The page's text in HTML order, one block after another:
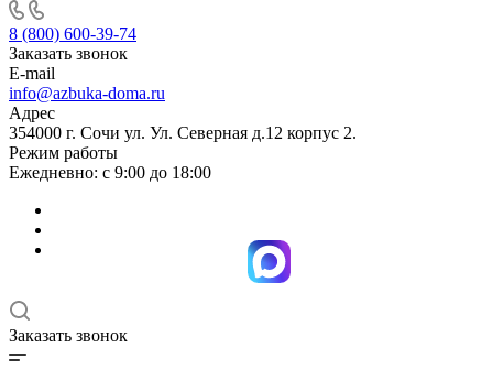
8 (800) 600-39-74
Заказать звонок
E-mail
info@azbuka-doma.ru
Адрес
354000 г. Сочи ул. Ул. Северная д.12 корпус 2.
Режим работы
Ежедневно: с 9:00 до 18:00
Заказать звонок